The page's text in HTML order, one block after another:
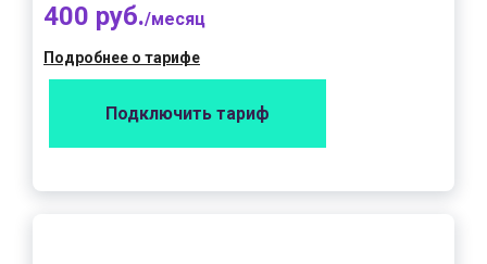
400 руб./месяц
Подробнее о тарифе
Подключить тариф